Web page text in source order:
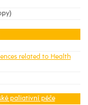
related to Health
paliativní péče